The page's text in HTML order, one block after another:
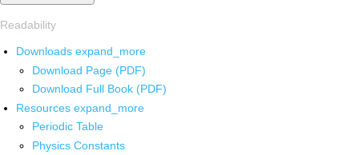
Readability
Downloads expand_more
Download Page (PDF)
Download Full Book (PDF)
Resources expand_more
Periodic Table
Physics Constants